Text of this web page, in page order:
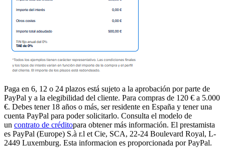
Paga en 6, 12 o 24 plazos está sujeto a la aprobación por parte de
PayPal y a la elegibilidad del cliente. Para compras de 120 € a 5.000
€. Debes tener 18 años o más, ser residente en España y tener una
cuenta PayPal para poder solicitarlo. Consulta el modelo de
un contrato de créditopara obtener más información. El prestamista
es PayPal (Europe) S.à r.l et Cie, SCA, 22-24 Boulevard Royal, L-
2449 Luxemburg. Esta informacion es proporcionada por PayPal.